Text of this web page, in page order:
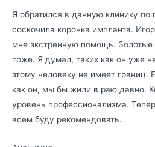
Я обратился в данную клинику по
соскочила коронка импланта.
мне экстренную помощь.
тоже. Я думал, таких как он уже
этому человеку не имеет границ.
как он, мы бы жили в раю давно.
уровень профессионализма.
всем буду рекомендовать.